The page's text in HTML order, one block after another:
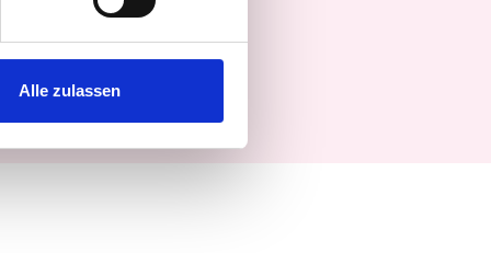
anbieten zu können
Verwendung unserer
diese Informationen
Alle zulassen